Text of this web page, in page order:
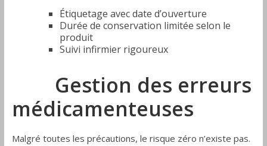
Étiquetage avec date d’ouverture
Durée de conservation limitée selon le
produit
Suivi infirmier rigoureux
Gestion des erreurs
médicamenteuses
Malgré toutes les précautions, le risque zéro n’existe pas.